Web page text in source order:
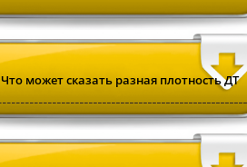
Что может сказать разная плотность ДТ